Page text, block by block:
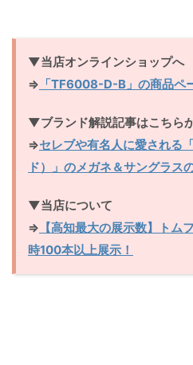
▼当店オンラインショップへ
⇒ 「TF6008-D-B」の商品ペ
▼ブランド解説記事はこちら
⇒セレブや有名人に愛される
ド）」のメガネ＆サングラス
▼当店について
⇒ 【高知最大の展示数】トム
時100本以上展示！